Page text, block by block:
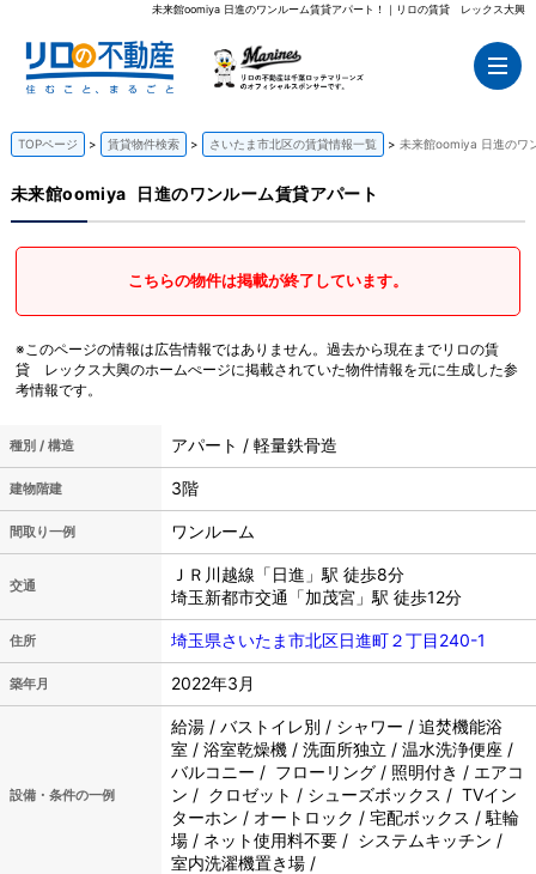
未来館oomiya 日進のワンルーム賃貸アパート！｜リロの賃貸 レックス大興
TOPページ 賃貸物件検索 さいたま市北区の賃貸情報一覧 未来館oomiya 日進のワ
未来館oomiya 日進のワンルーム賃貸アパート
こちらの物件は掲載が終了しています。
※このページの情報は広告情報ではありません。過去から現在までリロの賃
貸 レックス大興のホームぺージに掲載されていた物件情報を元に生成した参
考情報です。
種別 / 構造 アパート / 軽量鉄骨造
建物階建 3階
間取り一例 ワンルーム
交通
ＪＲ川越線「日進」駅 徒歩8分
埼玉新都市交通「加茂宮」駅 徒歩12分
住所 埼玉県さいたま市北区日進町２丁目240-1
築年月 2022年3月
設備・条件の一例
給湯 / バストイレ別 / シャワー / 追焚機能浴
室 / 浴室乾燥機 / 洗面所独立 / 温水洗浄便座 /
バルコニー / フローリング / 照明付き / エアコ
ン / クロゼット / シューズボックス / TVイン
ターホン / オートロック / 宅配ボックス / 駐輪
場 / ネット使用料不要 / システムキッチン /
室内洗濯機置き場 /